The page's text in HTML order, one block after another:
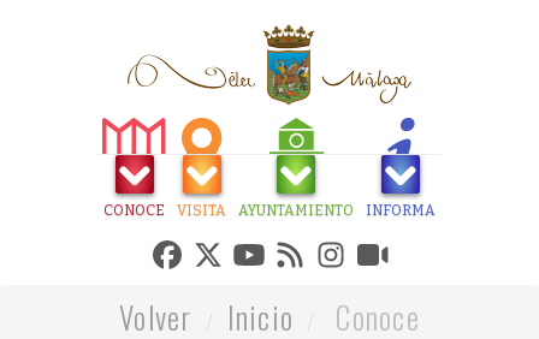
CONOCE VISITA AYUNTAMIENTO INFORMA
Volver Inicio
Conoce